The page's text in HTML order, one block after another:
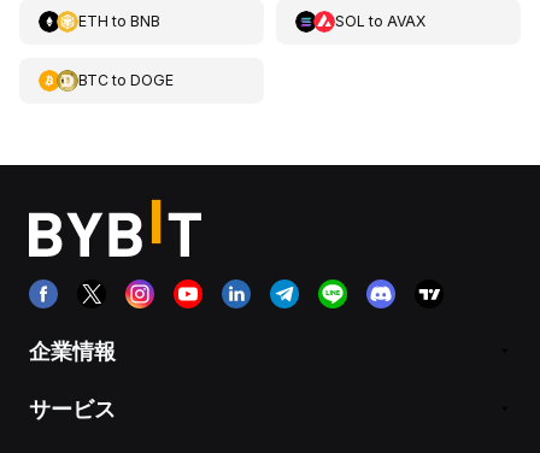
ETH to BNB SOL to AVAX
BTCto DOGE
企業情報
サービス